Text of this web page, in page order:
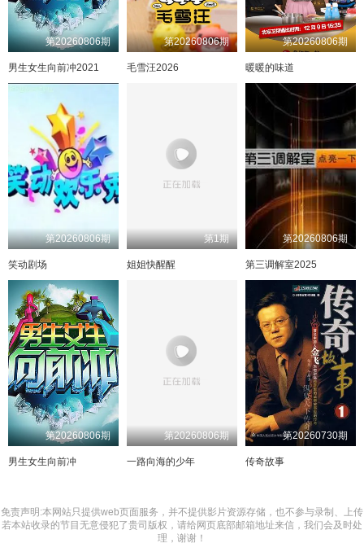
第20260806期
男生女生向前冲2021
第20260806期
毛雪汪2026
第20260806期
暖暖的味道
第20260806期
笑动剧场
第1期
姐姐快醒醒
第20260806期
第三调解室2025
第20260806期
男生女生向前冲
第20260806期
一路向海的少年
第20260730期
传奇故事
免责声明:本网站只提供web页面服务，并不提供影片资源存储，也不参与录制、上传
若本站收录的节目无意侵犯了贵司版权，请给网页底部邮箱地址来信，我们会及时处
理，谢谢！